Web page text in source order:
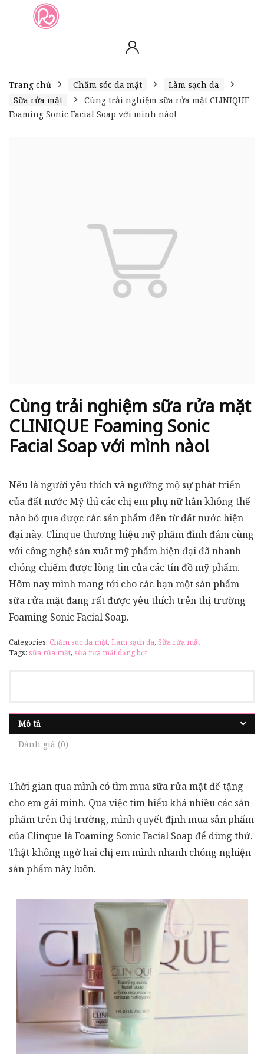
Trang chủ Chăm sóc da mặt
Làm sạch da
Sữa rửa mặt
Cùng trải nghiệm sữa rửa mặt CLINIQUE
Foaming Sonic Facial Soap với mình nào!
Cùng trải nghiệm sữa rửa mặt
CLINIQUE Foaming Sonic
Facial Soap với mình nào!
Nếu là người yêu thích và ngưỡng mộ sự phát triển
của đất nước Mỹ thì các chị em phụ nữ hẳn không thể
nào bỏ qua được các sản phẩm đến từ đất nước hiện
đại này. Clinque thương hiệu mỹ phẩm đình đám cùng
với công nghệ sản xuất mỹ phẩm hiện đại đã nhanh
chóng chiếm được lòng tin của các tín đồ mỹ phẩm.
Hôm nay mình mang tới cho các bạn một sản phẩm
sữa rửa mặt đang rất được yêu thích trên thị trường
Foaming Sonic Facial Soap.
Categories: Chăm sóc da mặt, Làm sạch da, Sữa rửa mặt
Tags: sữa rữa mặt, sữa rựa mặt dạng bọt
Mô tả
Đánh giá (0)
Thời gian qua mình có tìm mua sữa rửa mặt để tặng
cho em gái mình. Qua việc tìm hiểu khá nhiều các sản
phẩm trên thị trường, mình quyết định mua sản phẩm
của Clinque là Foaming Sonic Facial Soap để dùng thử.
Thật không ngờ hai chị em mình nhanh chóng nghiện
sản phẩm này luôn.